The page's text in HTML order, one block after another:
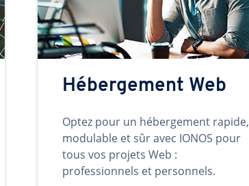
Hébergement Web
Optez pour un hébergement rapide,
modulable et sûr avec IONOS pour
tous vos projets Web :
professionnels et personnels.